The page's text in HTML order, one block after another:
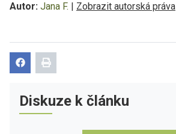
Autor: Jana F. | Zobrazit autorská práva
Diskuze k článku